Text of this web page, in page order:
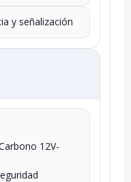
y señalización
12V-